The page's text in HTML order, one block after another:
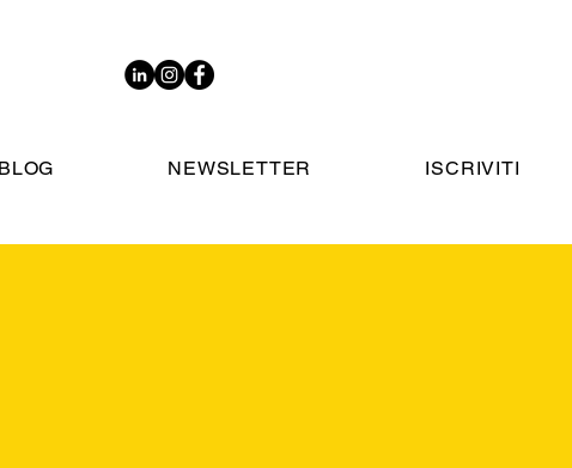
BLOG NEWSLETTER ISCRIVITI